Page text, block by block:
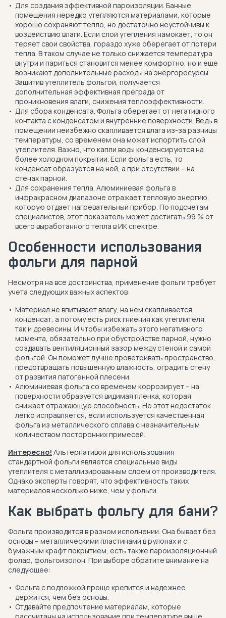
Для создания эффективной пароизоляции. Банные
помещения нередко утепляются материалами, которые
хорошо сохраняют тепло, но достаточно неустойчивы к
воздействию влаги. Если слой утепления намокает, то он
теряет свои свойства, гораздо хуже оберегает от потери
тепла. В таком случае не только снижается температура
внутри и париться становится менее комфортно, но и еще
возникают дополнительные расходы на энергоресурсы.
Защитив утеплитель фольгой, получается
дополнительная эффективная преграда от
проникновения влаги, снижения теплоэффективности.
Для сбора конденсата. Фольга оберегает от негативного
контакта с конденсатом и внутренние поверхности. Ведь в
помещении неизбежно скапливается влага из-за разницы
температуры, со временем она может испортить слой
утеплителя. Важно, что капли воды конденсируются на
более холодном покрытии. Если фольга есть, то
конденсат образуется на ней, а при отсутствии – на
стенах парной.
Для сохранения тепла. Алюминиевая фольга в
инфракрасном диапазоне отражает тепловую энергию,
которую отдает нагревательный прибор. По подсчетам
специалистов, этот показатель может достигать 99 % от
всего выработанного тепла в ИК спектре.
Особенности использования
фольги для парной
Несмотря на все достоинства, применение фольги требует
учета следующих важных аспектов:
Материал не впитывает влагу, на нем скапливается
конденсат, а потому есть риск гниения как утеплителя,
так и древесины. И чтобы избежать этого негативного
момента, обязательно при обустройстве парной, нужно
создавать вентиляционный зазор между стеной и самой
фольгой. Он поможет лучше проветривать пространство,
предотвращать повышенную влажность, оградить стену
от развития патогенной плесени.
Алюминиевая фольга со временем коррозирует – на
поверхности образуется видимая пленка, которая
снижает отражающую способность. Но этот недостаток
легко исправляется, если используется качественная
фольга из металлического сплава с незначительным
количеством посторонних примесей.
Интересно! Альтернативой для использования
стандартной фольги является специальные виды
утеплителя с металлизированным слоем от производителя.
Однако эксперты говорят, что эффективность таких
материалов несколько ниже, чем у фольги.
Как выбрать фольгу для бани?
Фольга производится в разном исполнении. Она бывает без
основы – металлическими пластинами в рулонах и с
бумажным крафт покрытием, есть также пароизоляционный
фолар, фольгоизолон. При выборе обратите внимание на
следующее:
Фольга с подложкой проще крепится и надежнее
держится, чем без основы.
Отдавайте предпочтение материалам, которые